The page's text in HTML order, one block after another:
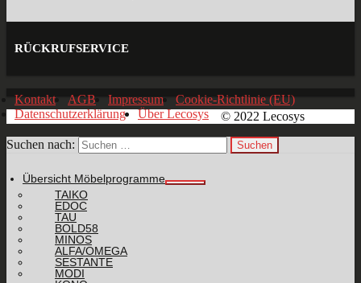
RÜCKRUFSERVICE
Kontakt AGB Impressum
Cookie-Richtlinie (EU)
Datenschutzerklärung
Über Lecosys © 2022 Lecosys
Suchen nach:
Übersicht Möbelprogramme
TAIKO
EDOC
TAU
BOLD58
MINOS
ALFA/OMEGA
SESTANTE
MODI